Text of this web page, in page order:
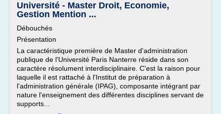
Université - Master Droit, Economie,
Gestion Mention ...
Débouchés
Présentation
La caractéristique première de Master d'administration
publique de l'Université Paris Nanterre réside dans son
caractère résolument interdisciplinaire. C'est la raison pour
laquelle il est rattaché à l'Institut de préparation à
l'administration générale (IPAG), composante intégrant par
nature l'enseignement des différentes disciplines servant de
supports...